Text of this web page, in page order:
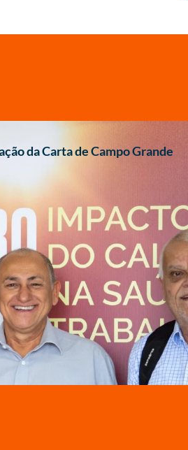
da Carta de Campo Grande